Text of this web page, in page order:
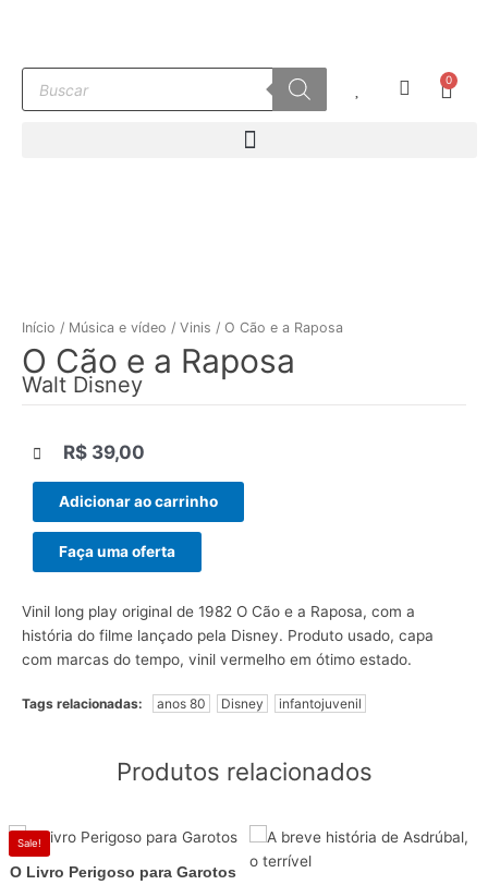
conteúdo
Pesquisar
produtos
0
Início / Música e vídeo / Vinis / O Cão e a Raposa
O Cão e a Raposa
Walt Disney
R$ 39,00
Adicionar ao carrinho
Faça uma oferta
Vinil long play original de 1982 O Cão e a Raposa, com a
história do filme lançado pela Disney. Produto usado, capa
com marcas do tempo, vinil vermelho em ótimo estado.
Tags relacionadas: anos 80 Disney infantojuvenil
Produtos relacionados
Sale!
O Livro Perigoso para Garotos